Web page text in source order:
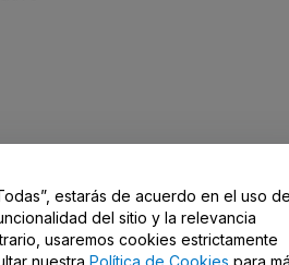
/ Contacto
estarás de acuerdo en el uso
del sitio y la relevancia
usaremos cookies estrictamente
nuestra Política de Cookies para